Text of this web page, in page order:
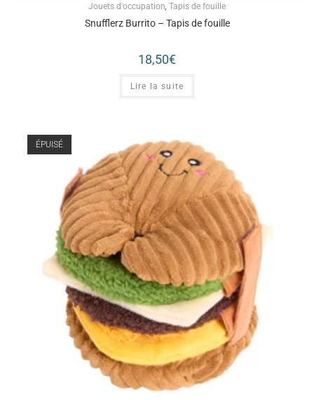
Jouets d'occupation, Tapis de fouille
Snufflerz Burrito – Tapis de fouille
18,50€
Lire la suite
ÉPUISÉ